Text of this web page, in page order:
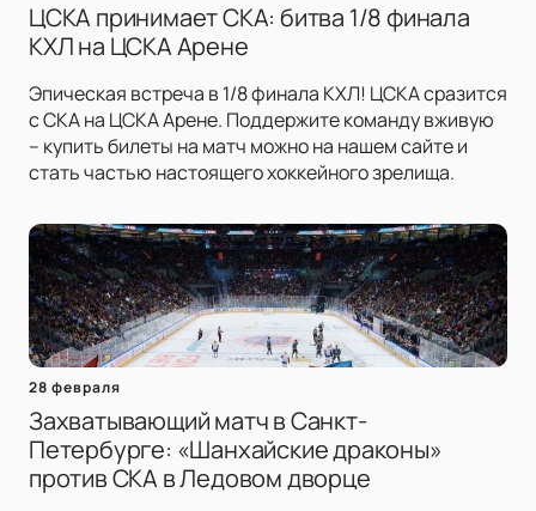
ЦСКА принимает СКА: битва 1/8 финала
КХЛ на ЦСКА Арене
Эпическая встреча в 1/8 финала КХЛ! ЦСКА сразится
с СКА на ЦСКА Арене. Поддержите команду вживую
– купить билеты на матч можно на нашем сайте и
стать частью настоящего хоккейного зрелища.
28 февраля
Захватывающий матч в Санкт-
Петербурге: «Шанхайские драконы»
против СКА в Ледовом дворце